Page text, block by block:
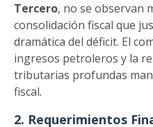
Tercero, no se observan
consolidación fiscal que
dramática del déficit. El
ingresos petroleros y la
tributarias profundas
fiscal.
2. Requerimientos